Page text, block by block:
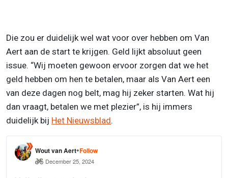
Die zou er duidelijk wel wat voor over hebben om Van
Aert aan de start te krijgen. Geld lijkt absoluut geen
issue. “Wij moeten gewoon ervoor zorgen dat we het
geld hebben om hen te betalen, maar als Van Aert een
van deze dagen nog belt, mag hij zeker starten. Wat hij
dan vraagt, betalen we met plezier”, is hij immers
duidelijk bij Het Nieuwsblad.